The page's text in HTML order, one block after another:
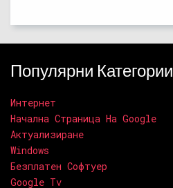
Популярни Категории
Интернет
Начална Страница На Google
Актуализиране
Windows
Безплатен Софтуер
Google Tv